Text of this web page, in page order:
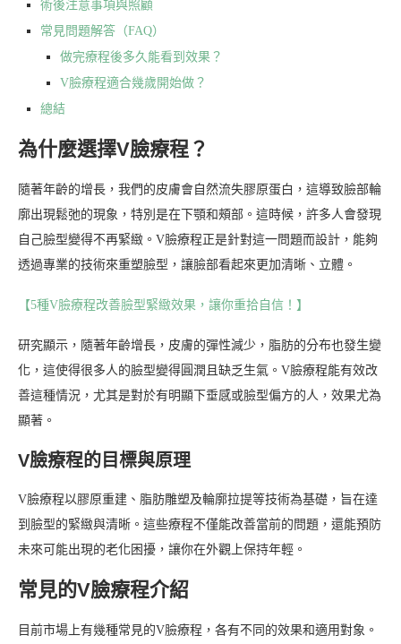
術後注意事項與照顧
常見問題解答（FAQ）
做完療程後多久能看到效果？
V臉療程適合幾歲開始做？
總結
為什麼選擇V臉療程？
隨著年齡的增長，我們的皮膚會自然流失膠原蛋白，這導致臉部輪
廓出現鬆弛的現象，特別是在下顎和頰部。這時候，許多人會發現
自己臉型變得不再緊緻。V臉療程正是針對這一問題而設計，能夠
透過專業的技術來重塑臉型，讓臉部看起來更加清晰、立體。
【5種V臉療程改善臉型緊緻效果，讓你重拾自信！】
研究顯示，隨著年齡增長，皮膚的彈性減少，脂肪的分布也發生變
化，這使得很多人的臉型變得圓潤且缺乏生氣。V臉療程能有效改
善這種情況，尤其是對於有明顯下垂感或臉型偏方的人，效果尤為
顯著。
V臉療程的目標與原理
V臉療程以膠原重建、脂肪雕塑及輪廓拉提等技術為基礎，旨在達
到臉型的緊緻與清晰。這些療程不僅能改善當前的問題，還能預防
未來可能出現的老化困擾，讓你在外觀上保持年輕。
常見的V臉療程介紹
目前市場上有幾種常見的V臉療程，各有不同的效果和適用對象。